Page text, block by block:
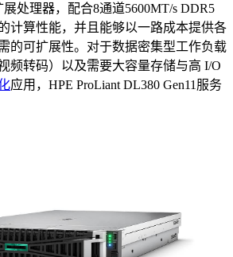
处理器，配合8通道5600MT/s DDR5
计算性能，并且能够以一路成本提供各
的可扩展性。对于数据密集型工作负载
频转码）以及需要大容量存储与高 I/O
应用，HPE ProLiant DL380 Gen11服务